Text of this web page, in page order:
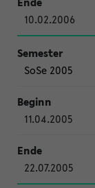
10.02.2006
SoSe 2005
11.04.2005
22.07.2005